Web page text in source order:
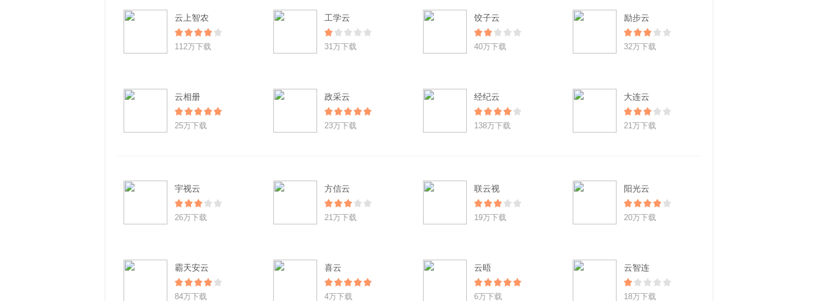
云上智农
112万下载
工学云
31万下载
饺子云
40万下载
励步云
32万下载
云相册
25万下载
政采云
23万下载
经纪云
138万下载
大连云
21万下载
宇视云
26万下载
方信云
21万下载
联云视
19万下载
阳光云
20万下载
霸天安云
84万下载
喜云
4万下载
云晤
6万下载
云智连
18万下载